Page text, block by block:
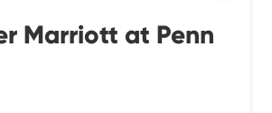
Marriott at Penn